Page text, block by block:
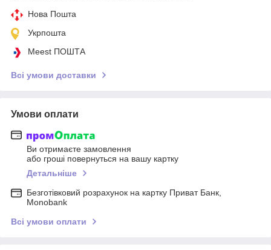
Нова Пошта
Укрпошта
Meest ПОШТА
Всі умови доставки
Умови оплати
Ви отримаєте замовлення
або гроші повернуться на вашу картку
Детальніше
Безготівковий розрахунок на картку Приват Банк,
Monobank
Всі умови оплати